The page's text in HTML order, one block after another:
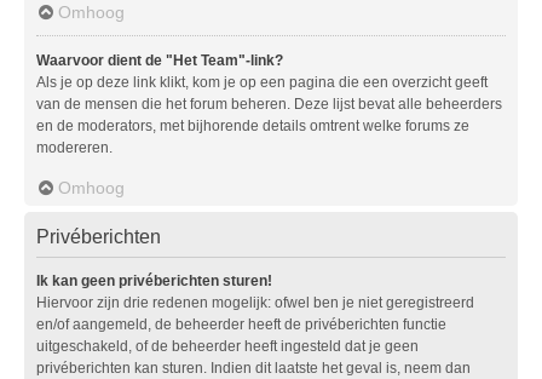
Omhoog
Waarvoor dient de "Het Team"-link?
Als je op deze link klikt, kom je op een pagina die een overzicht geeft
van de mensen die het forum beheren. Deze lijst bevat alle beheerders
en de moderators, met bijhorende details omtrent welke forums ze
modereren.
Omhoog
Privéberichten
Ik kan geen privéberichten sturen!
Hiervoor zijn drie redenen mogelijk: ofwel ben je niet geregistreerd
en/of aangemeld, de beheerder heeft de privéberichten functie
uitgeschakeld, of de beheerder heeft ingesteld dat je geen
privéberichten kan sturen. Indien dit laatste het geval is, neem dan